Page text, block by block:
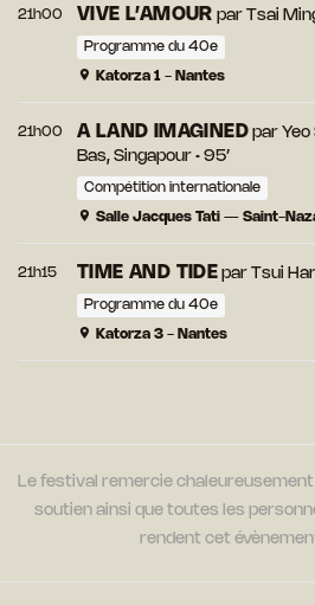
21h00 VIVE L’AMOUR par Tsai
Programme du 40e
Katorza 1 - Nantes
21h00 A LAND IMAGINED par Yeo
Bas, Singapour • 95’
Compétition internationale
Salle Jacques Tati — Saint-
21h15 TIME AND TIDE par Tsui
Programme du 40e
Katorza 3 - Nantes
Le festival remercie
soutien ainsi que toutes les
rendent cet